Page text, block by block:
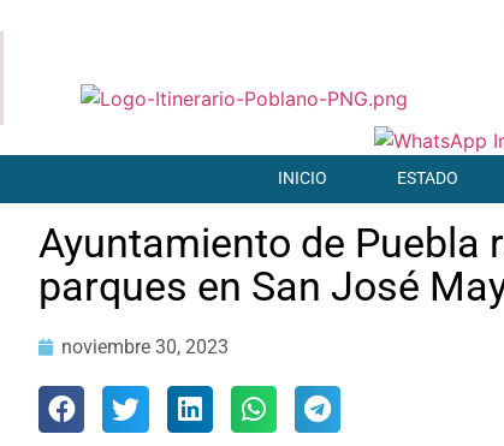
INICIO ESTADO
Ayuntamiento de Puebla
parques en San José
noviembre 30, 2023